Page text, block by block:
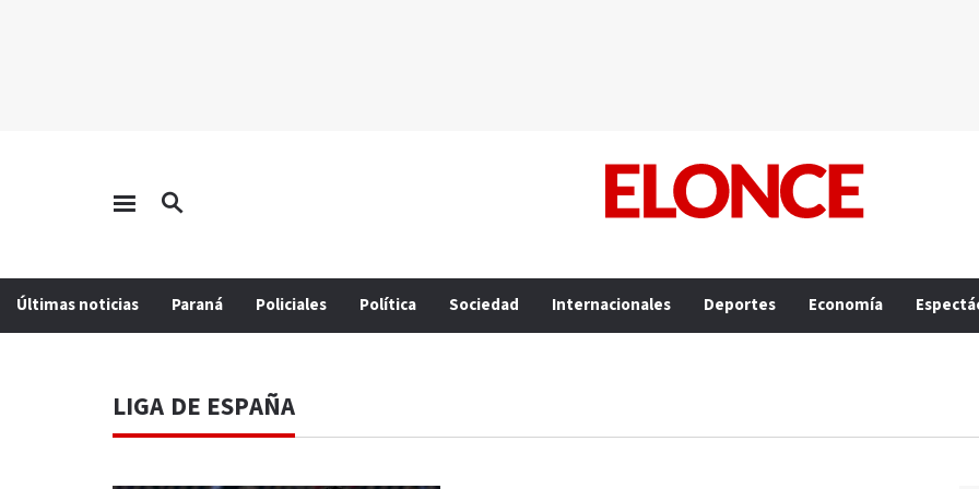
Últimas noticias Paraná Policiales Política Sociedad Internacionales Deportes Economía
LIGA DE ESPAÑA